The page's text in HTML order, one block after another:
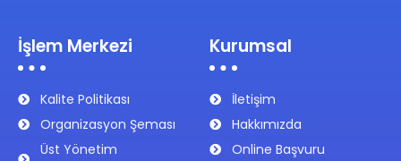
İşlem Merkezi
Kalite Politikası
Organizasyon Şeması
Üst Yönetim
Kurumsal
İletişim
Hakkımızda
Online Başvuru